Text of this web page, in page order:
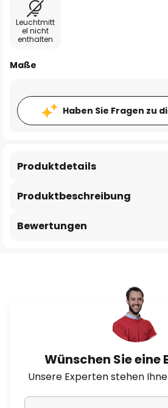
Leuchtmitt
el nicht
enthalten
Maße
Haben Sie Fragen zu
Produktbeschreibung
Produktdetails
Bewertungen
Wünschen Sie eine
Unsere Experten stehen